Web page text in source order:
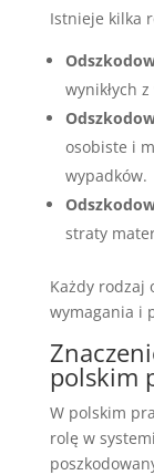
Istnieje kilka
wynikłych
osobiste i
wypadków.
straty
Każdy rodzaj
wymagania i
polskim
W polskim
rolę w